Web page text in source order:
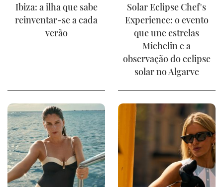
Ibiza: a ilha que sabe
reinventar-se a cada
verão
Solar Eclipse Chef's
Experience: o evento
que une estrelas
Michelin e a
observação do eclipse
solar no Algarve